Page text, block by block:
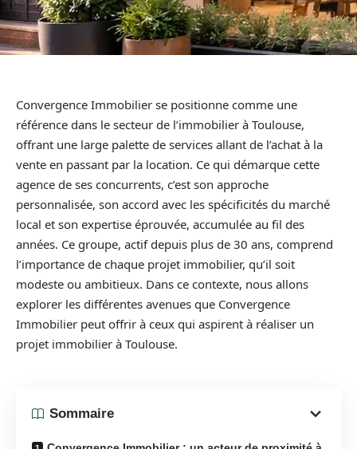
Convergence Immobilier se positionne comme une
référence dans le secteur de l’immobilier à Toulouse,
offrant une large palette de services allant de l’achat à la
vente en passant par la location. Ce qui démarque cette
agence de ses concurrents, c’est son approche
personnalisée, son accord avec les spécificités du marché
local et son expertise éprouvée, accumulée au fil des
années. Ce groupe, actif depuis plus de 30 ans, comprend
l’importance de chaque projet immobilier, qu’il soit
modeste ou ambitieux. Dans ce contexte, nous allons
explorer les différentes avenues que Convergence
Immobilier peut offrir à ceux qui aspirent à réaliser un
projet immobilier à Toulouse.
Sommaire